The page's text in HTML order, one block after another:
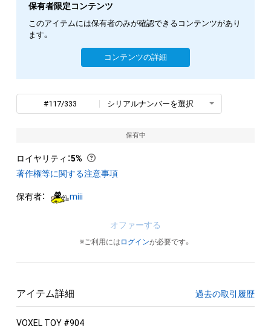
保有者限定コンテンツ
このアイテムには保有者のみが確認できるコンテンツがあり
ます。
コンテンツの詳細
#117/333 シリアルナンバーを選択
保有中
ロイヤリティ ：5%
著作権等に関する注意事項
保有者： miii
オファーする
※ご利用には ログインが必要です。
アイテム詳細 過去の取引履歴
VOXEL TOY #904